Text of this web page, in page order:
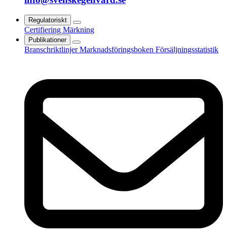
Regulatoriskt
Certifiering Märkning
Publikationer
BranschriktlinjerMarknadsföringsboken Försäljningsstatistik